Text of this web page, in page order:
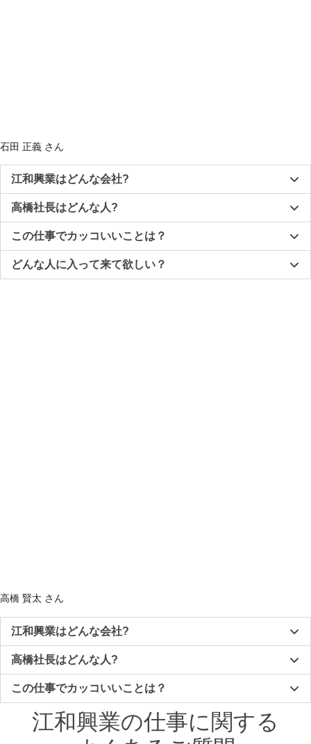
石田 正義 さん
江和興業はどんな会社?
高橋社長はどんな人?
この仕事でカッコいいことは？
どんな人に入って来て欲しい？
高橋 賢太 さん
江和興業はどんな会社?
高橋社長はどんな人?
この仕事でカッコいいことは？
江和興業の仕事に関する